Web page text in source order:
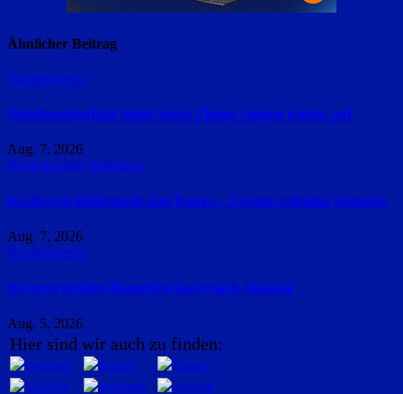
Ähnlicher Beitrag
Niederbayern
Waldbrandgefahr bleibt hoch: Flieger steigen wieder auf
Aug. 7, 2026
Niederbayern Straubing
Kraftwerk Höllenstein sagt Danke – Vereine erhalten Spenden
Aug. 7, 2026
Niederbayern
Bayerns größtes Römerfest lockt nach Abusina
Aug. 5, 2026
Hier sind wir auch zu finden: